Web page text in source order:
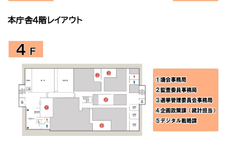
本庁舎４階レイアウト